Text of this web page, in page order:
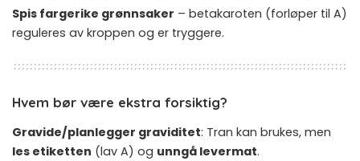
Spis fargerike grønnsaker – betakaroten (forløper til A)
reguleres av kroppen og er tryggere.
Hvem bør være ekstra forsiktig?
Gravide/planlegger graviditet: Tran kan brukes, men
les etiketten (lav A) og unngå levermat.